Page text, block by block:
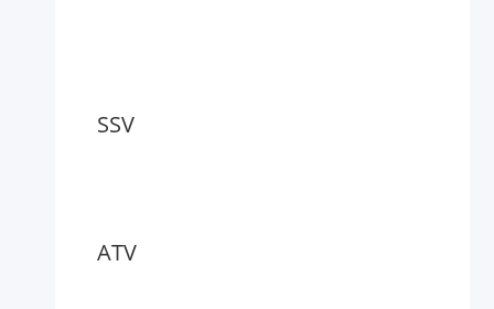
SSV
ATV